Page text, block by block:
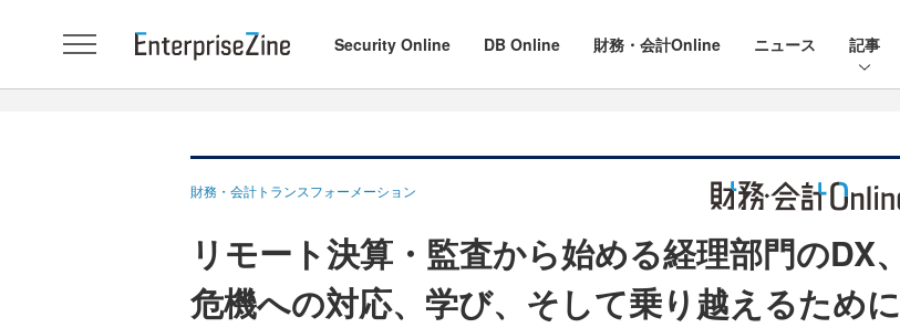
Security Online DB Online 財務・会計Online ニュース 記事
財務・会計トランスフォーメーション
リモート決算・監査から始める経理部門のDX、
危機への対応、学び、そして乗り越えるために